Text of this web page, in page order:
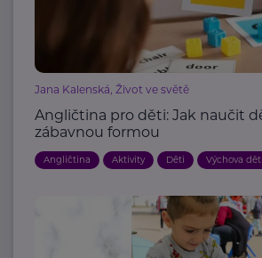
Jana Kalenská, Život ve světě
Angličtina pro děti: Jak naučit
zábavnou formou
Angličtina Aktivity Děti Výchova